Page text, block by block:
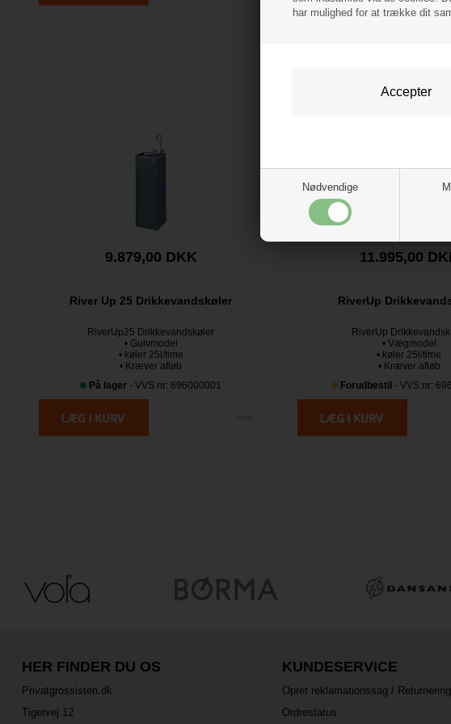
har mulighed for at trække dit
Nødvendige
9.879,00 DKK
River Up 25 Drikkevandskøler
RiverUp25 Drikkevandskøler
• Gulvmodel
• køler 25l/time
• Kræver afløb
På lager - VVS nr: 696000001
11.995,00
RiverUp
RiverUp
• Vægmodel
• køler 25l/time
• Kræver afløb
Forudbestil - VVS nr:
HER FINDER DU OS
Privatgrossisten.dk
Tigervej 12
KUNDESERVICE
Opret reklamationssag / Returnering
Ordrestatus